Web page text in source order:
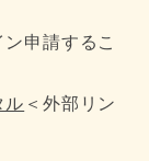
申請するこ
ル ＜外部リン